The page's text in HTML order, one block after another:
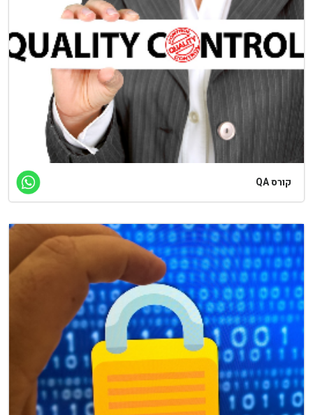
קורס QA